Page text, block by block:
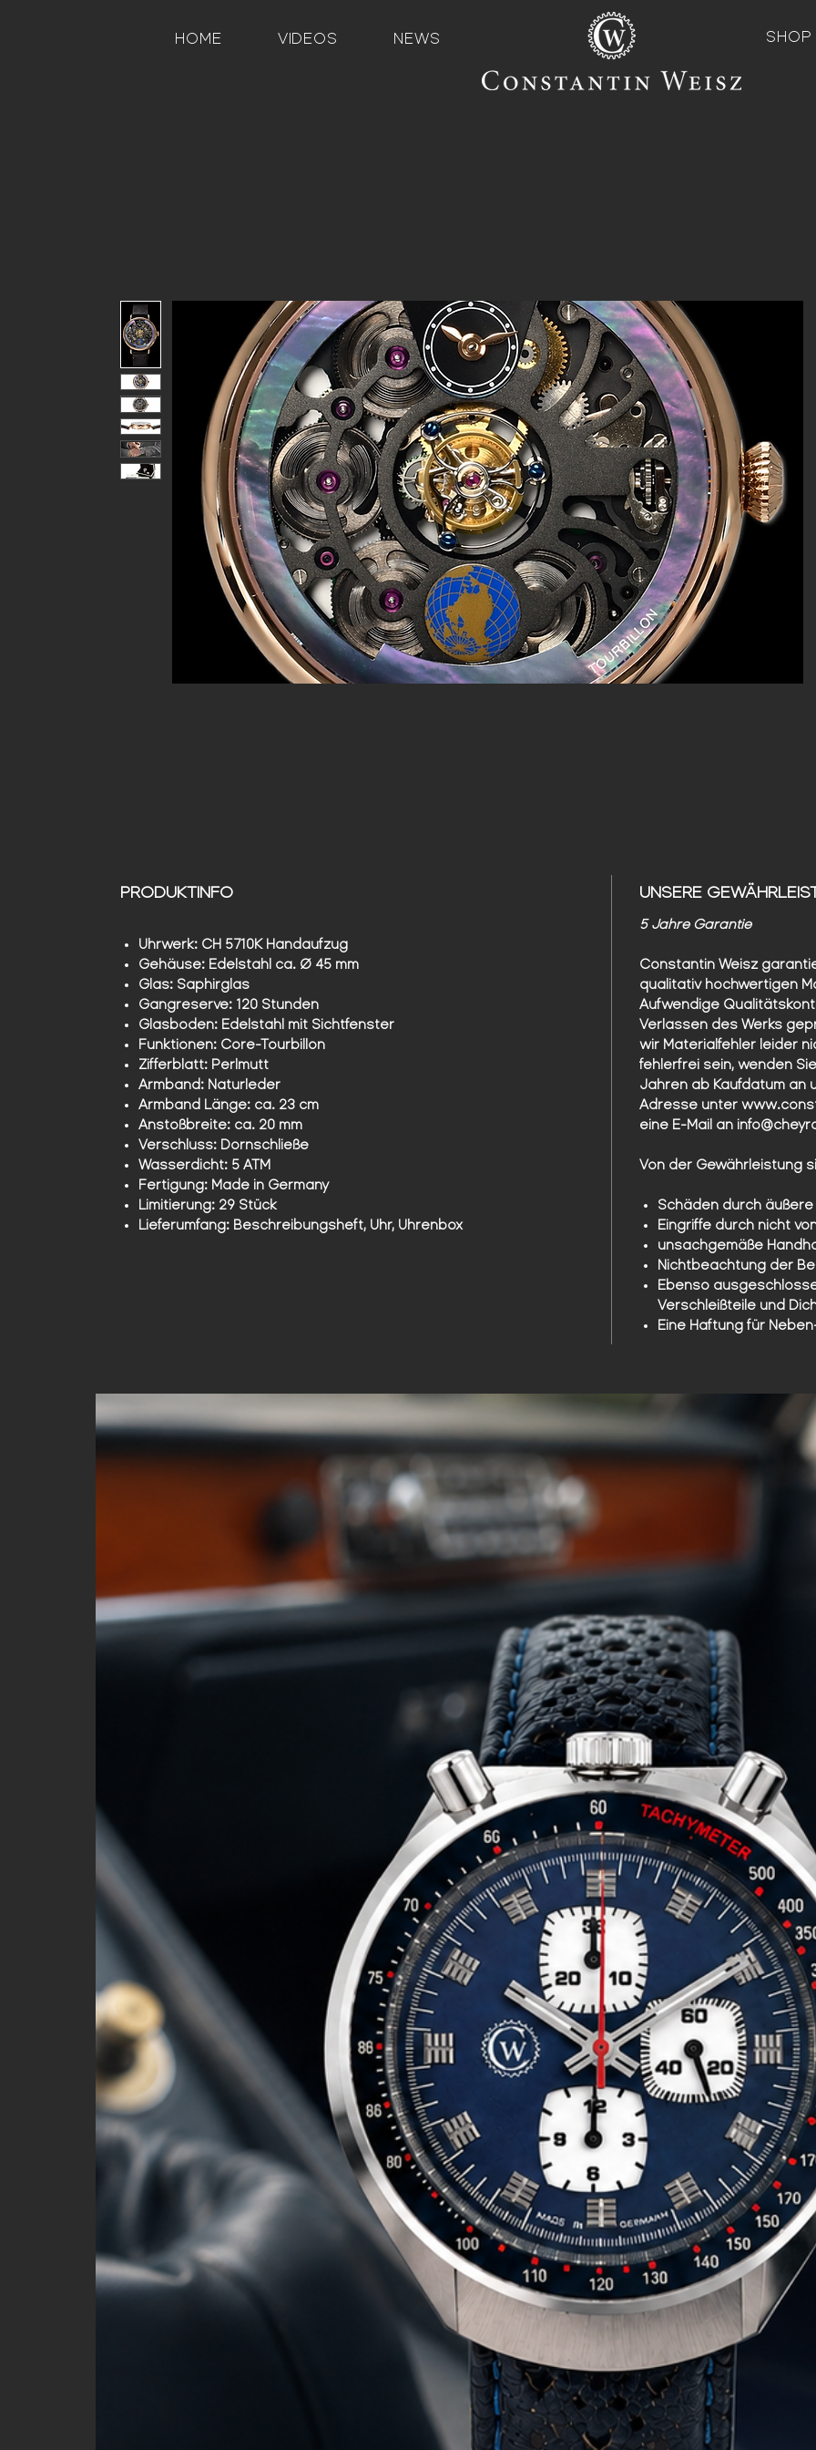
HOME VIDEOS NEWS SHOP
PRODUKTINFO
Uhrwerk: CH 5710K Handaufzug
Gehäuse: Edelstahl ca. Ø 45 mm
Glas: Saphirglas
Gangreserve: 120 Stunden
Glasboden: Edelstahl mit Sichtfenster
Funktionen: Core-Tourbillon
Zifferblatt: Perlmutt
Armband: Naturleder
Armband Länge: ca. 23 cm
Anstoßbreite: ca. 20 mm
Verschluss: Dornschließe
Wasserdicht: 5 ATM
Fertigung: Made in Germany
Limitierung: 29 Stück
Lieferumfang: Beschreibungsheft, Uhr, Uhrenbox
UNSERE
5 Jahre Garantie
Constantin Weisz
qualitativ hochwertigen
Aufwendige
Verlassen des Werks
wir Materialfehler leider
fehlerfrei sein, wenden
Jahren ab Kaufdatum an
Adresse unter
eine E-Mail an
Von der Gewährleistung
Schäden durch
Eingriffe durch nicht
unsachgemäße
Nichtbeachtung der
Ebenso
Verschleißteile und
Eine Haftung für